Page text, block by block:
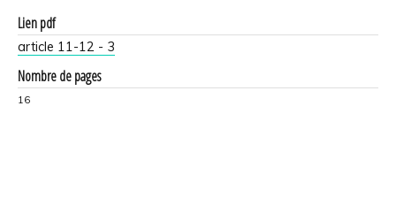
Lien pdf
article 11-12 - 3
Nombre de pages
16